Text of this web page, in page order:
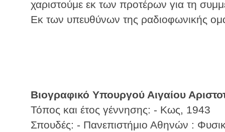
χαριστούμε εκ των προτέρων για τη
Εκ των υπευθύνων της ραδιοφωνικής
Βιογραφικό Υπουργού Αιγαίου
Τόπος και έτος γέννησης: - Κως, 1943
Σπουδές: - Πανεπιστήμιο Αθηνών :